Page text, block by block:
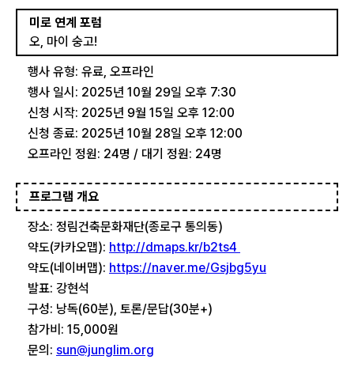
미로 연계 포럼
오, 마이 숭고!
행사 유형: 유료, 오프라인
행사 일시: 2025년 10월 29일 오후 7:30
신청 시작: 2025년 9월 15일 오후 12:00
신청 종료: 2025년 10월 28일 오후 12:00
오프라인 정원: 24명 / 대기 정원: 24명
프로그램 개요
장소: 정림건축문화재단(종로구 통의동)
약도(카카오맵): http://dmaps.kr/b2ts4
약도(네이버맵): https://naver.me/Gsjbg5yu
발표: 강현석
구성: 낭독(60분), 토론/문답(30분+)
참가비: 15,000원
문의: sun@junglim.org